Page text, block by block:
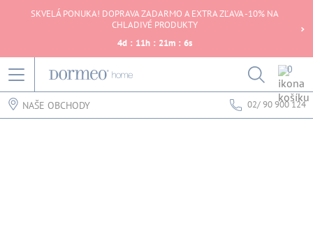
SKVELÁ PONUKA! DOPRAVA ZADARMO A EXTRA ZĽAVA -10% NA
CHLADIVÉ PRODUKTY
4d : 11h : 21m : 6s
0
NAŠE OBCHODY 02/ 90 900 124